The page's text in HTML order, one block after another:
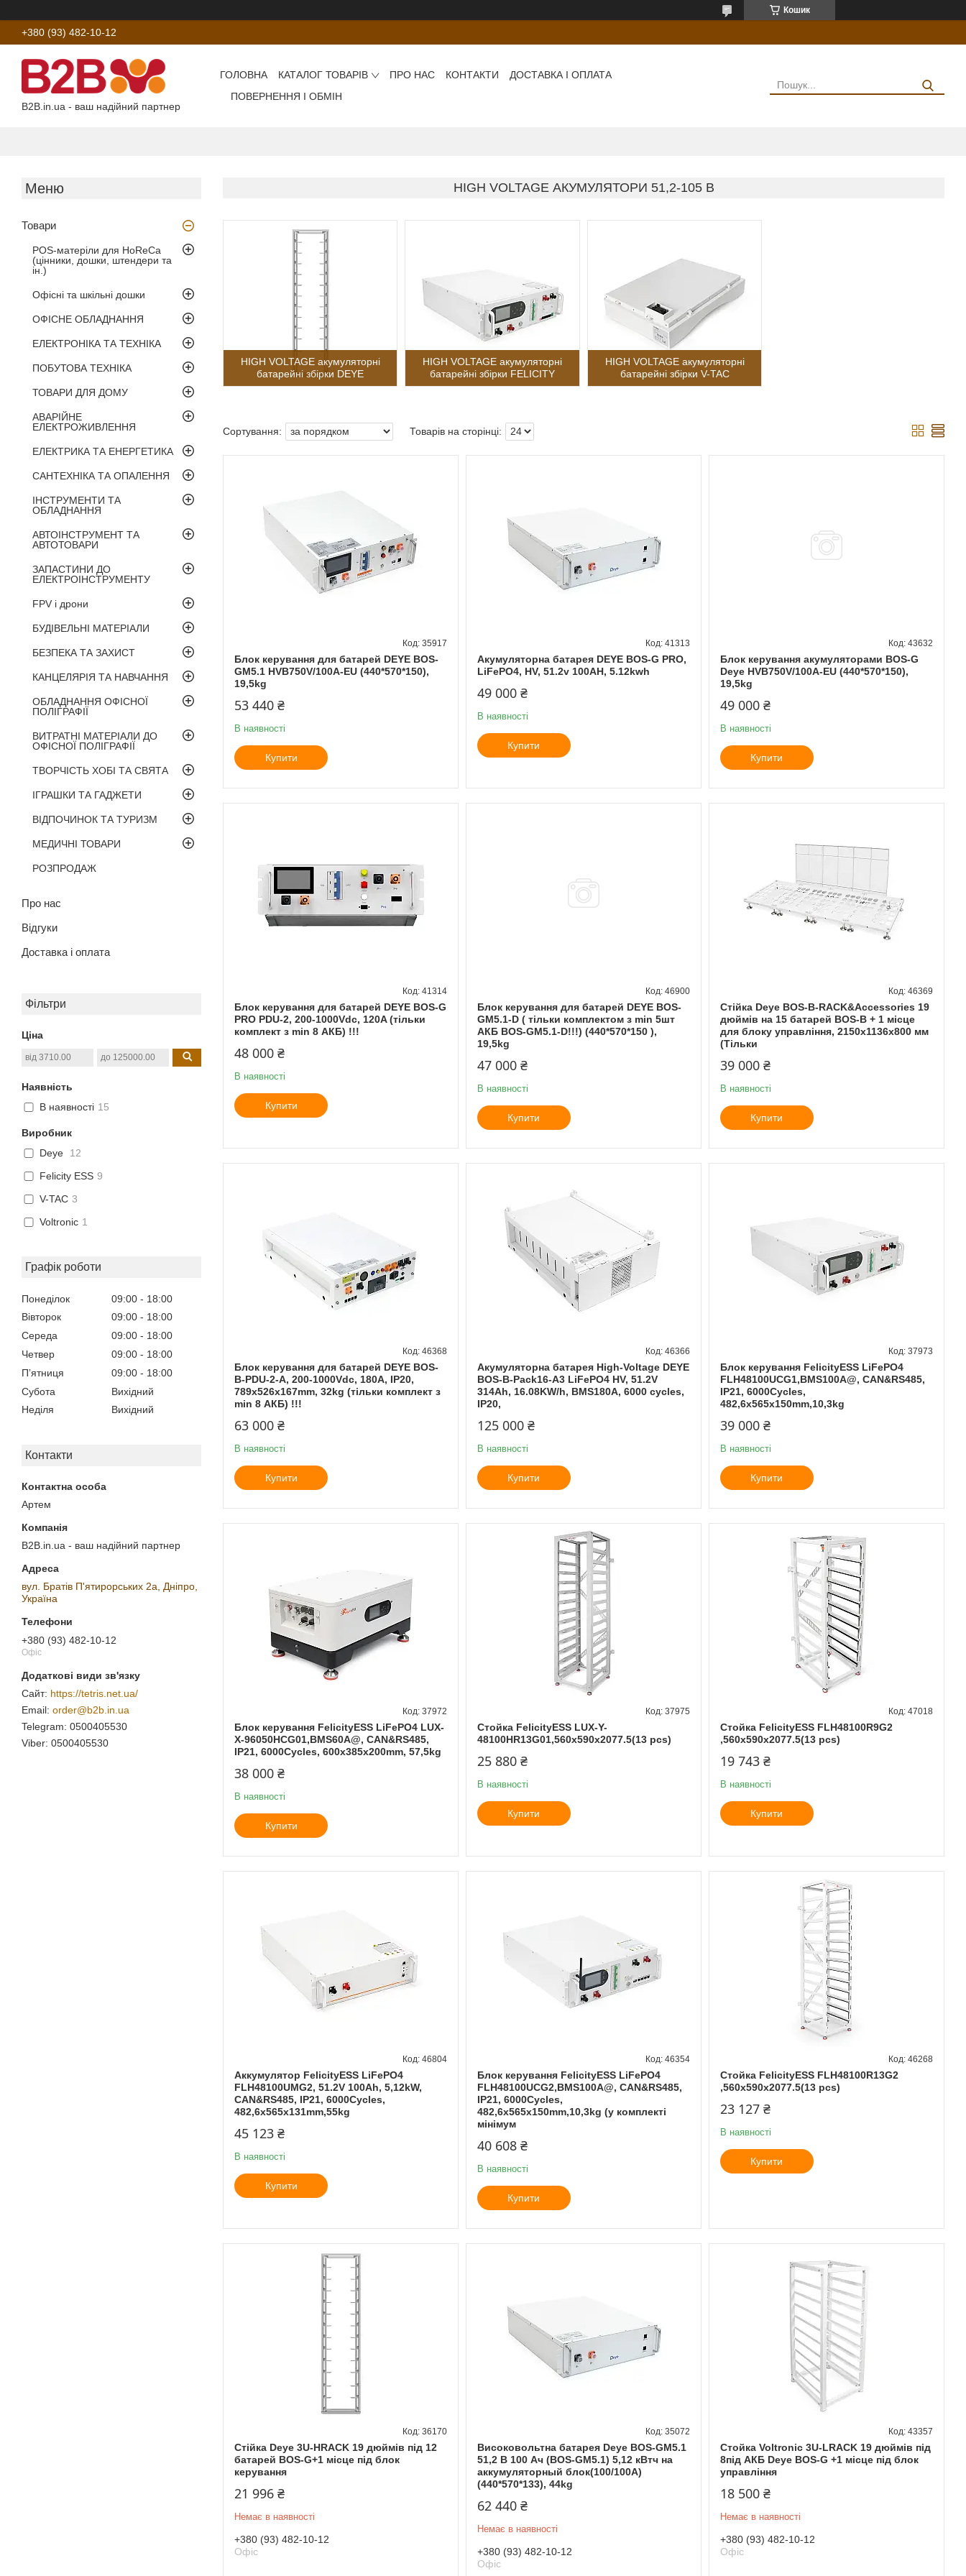
Кошик
+380 (93) 482-10-12
B2B.in.ua - ваш надійний партнер
ГОЛОВНА КАТАЛОГ ТОВАРІВ ПРО НАС КОНТАКТИ
ДОСТАВКА І ОПЛАТА
ПОВЕРНЕННЯ І ОБМІН
Товари
POS-матеріли для HoReCa
(цінники, дошки, штендери та
ін.)
Офісні та шкільні дошки
ОФІСНЕ ОБЛАДНАННЯ
ЕЛЕКТРОНІКА ТА ТЕХНІКА
ПОБУТОВА ТЕХНІКА
ТОВАРИ ДЛЯ ДОМУ
АВАРІЙНЕ
ЕЛЕКТРОЖИВЛЕННЯ
ЕЛЕКТРИКА ТА ЕНЕРГЕТИКА
САНТЕХНІКА ТА ОПАЛЕННЯ
ІНСТРУМЕНТИ ТА
ОБЛАДНАННЯ
АВТОІНСТРУМЕНТ ТА
АВТОТОВАРИ
ЗАПАСТИНИ ДО
ЕЛЕКТРОІНСТРУМЕНТУ
FPV і дрони
БУДІВЕЛЬНІ МАТЕРІАЛИ
БЕЗПЕКА ТА ЗАХИСТ
КАНЦЕЛЯРІЯ ТА НАВЧАННЯ
ОБЛАДНАННЯ ОФІСНОЇ
ПОЛІГРАФІЇ
ВИТРАТНІ МАТЕРІАЛИ ДО
ОФІСНОЇ ПОЛІГРАФІЇ
ТВОРЧІСТЬ ХОБІ ТА СВЯТА
ІГРАШКИ ТА ГАДЖЕТИ
ВІДПОЧИНОК ТА ТУРИЗМ
МЕДИЧНІ ТОВАРИ
РОЗПРОДАЖ
Про нас
Відгуки
Доставка і оплата
Фільтри
Ціна
Наявність
В наявності 15
Виробник
Deye
12
Felicity ESS 9
V-TAC 3
Voltronic 1
Графік роботи
Понеділок 09:00
18:00
Вівторок
09:00
18:00
Середа
09:00
18:00
Четвер
09:00
18:00
Пʼятниця
09:00
18:00
Субота
Вихідний
Неділя
Вихідний
Контакти
Артем
B2B.in.ua - ваш надійний партнер
вул. Братів П'ятирорських 2а, Дніпро,
Україна
+380 (93) 482-10-12
Офіс
https://tetris.net.ua/
order@b2b.in.ua
0500405530
0500405530
HIGH VOLTAGE АКУМУЛЯТОРИ 51,2-105 В
HIGH VOLTAGE акумуляторні
батарейні збірки DEYE
HIGH VOLTAGE акумуляторні
батарейні збірки FELICITY
HIGH VOLTAGE акумуляторні
батарейні збірки V-TAC
Блок керування для батарей DEYE BOS-
GM5.1 HVB750V/100A-EU (440*570*150),
19,5kg
35917
53 440 ₴
В наявності
Купити
Акумуляторна батарея DEYE BOS-G PRO,
LiFePO4, HV, 51.2v 100AH, 5.12kwh
41313
49 000 ₴
В наявності
Купити
Блок керування акумуляторами BOS-G
Deye HVB750V/100A-EU (440*570*150),
19,5kg
43632
49 000 ₴
В наявності
Купити
Блок керування для батарей DEYE BOS-G
PRO PDU-2, 200-1000Vdc, 120A (тільки
комплект з min 8 АКБ) !!!
41314
48 000 ₴
В наявності
Купити
Блок керування для батарей DEYE BOS-
GM5.1-D ( тільки комплектом з min 5шт
АКБ BOS-GM5.1-D!!!) (440*570*150 ),
19,5kg
46900
47 000 ₴
В наявності
Купити
Стійка Deye BOS-B-RACK&Accessories 19
дюймів на 15 батарей BOS-B + 1 місце
для блоку управління, 2150x1136x800 мм
(Тільки
46369
39 000 ₴
В наявності
Купити
Блок керування для батарей DEYE BOS-
B-PDU-2-A, 200-1000Vdc, 180A, IP20,
789x526x167mm, 32kg (тільки комплект з
min 8 АКБ) !!!
46368
63 000 ₴
В наявності
Купити
Акумуляторна батарея High-Voltage DEYE
BOS-B-Pack16-A3 LiFePO4 HV, 51.2V
314Ah, 16.08KW/h, BMS180A, 6000 cycles,
IP20,
46366
125 000 ₴
В наявності
Купити
Блок керування FelicityESS LiFePO4
FLH48100UCG1,BMS100A@, CAN&RS485,
IP21, 6000Cycles,
482,6x565x150mm,10,3kg
37973
39 000 ₴
В наявності
Купити
Блок керування FelicityESS LiFePO4 LUX-
X-96050HCG01,BMS60A@, CAN&RS485,
IP21, 6000Cycles, 600x385x200mm, 57,5kg
37972
38 000 ₴
В наявності
Купити
Стойка FelicityESS LUX-Y-
48100HR13G01,560x590x2077.5(13 pcs)
37975
25 880 ₴
В наявності
Купити
Стойка FelicityESS FLH48100R9G2
,560x590x2077.5(13 pcs)
47018
19 743 ₴
В наявності
Купити
Аккумулятор FelicityESS LiFePO4
FLH48100UMG2, 51.2V 100Аh, 5,12kW,
CAN&RS485, IP21, 6000Cycles,
482,6x565x131mm,55kg
46804
45 123 ₴
В наявності
Купити
Блок керування FelicityESS LiFePO4
FLH48100UCG2,BMS100A@, CAN&RS485,
IP21, 6000Cycles,
482,6x565x150mm,10,3kg (у комплекті
мінімум
46354
40 608 ₴
В наявності
Купити
Стойка FelicityESS FLH48100R13G2
,560x590x2077.5(13 pcs)
46268
23 127 ₴
В наявності
Купити
Стійка Deye 3U-HRACK 19 дюймів під 12
батарей BOS-G+1 місце під блок
керування
36170
21 996 ₴
Немає в наявності
+380 (93) 482-10-12
Офіс
Високовольтна батарея Deye BOS-GM5.1
51,2 В 100 Ач (BOS-GM5.1) 5,12 кВтч на
аккумуляторный блок(100/100A)
(440*570*133), 44kg
35072
62 440 ₴
Немає в наявності
+380 (93) 482-10-12
Офіс
Стойка Voltronic 3U-LRACK 19 дюймів під
8під АКБ Deye BOS-G +1 місце під блок
управління
43357
18 500 ₴
Немає в наявності
+380 (93) 482-10-12
Офіс